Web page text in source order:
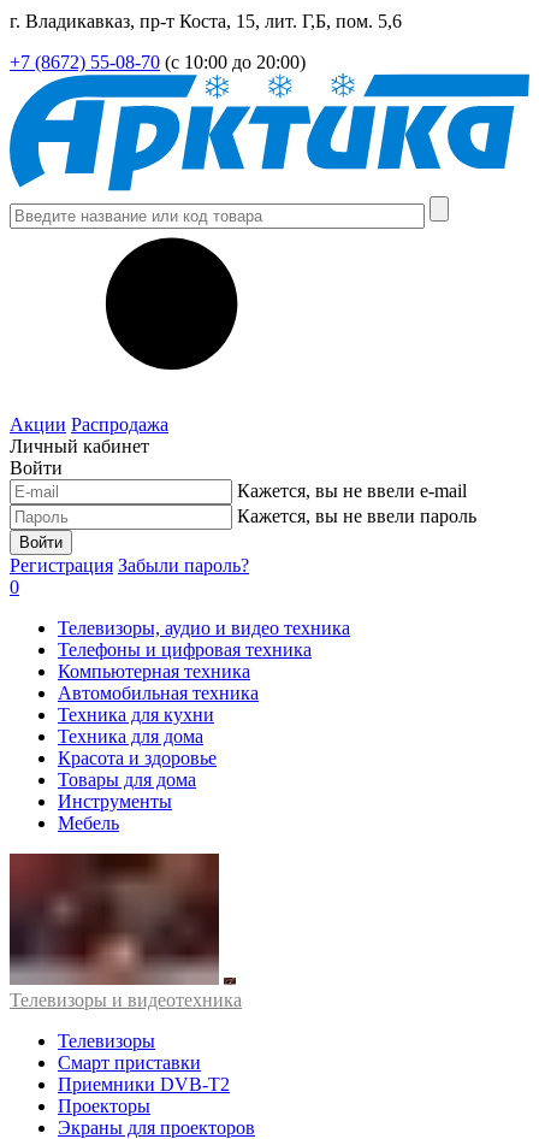
г. Владикавказ, пр-т Коста, 15, лит. Г,Б, пом. 5,6
+7 (8672) 55-08-70 (с 10:00 до 20:00)
Акции Распродажа
Личный кабинет
Войти
Кажется, вы не ввели e-mail
Кажется, вы не ввели пароль
Войти
Регистрация Забыли пароль?
0
Телевизоры, аудио и видео техника
Телефоны и цифровая техника
Компьютерная техника
Автомобильная техника
Техника для кухни
Техника для дома
Красота и здоровье
Товары для дома
Инструменты
Мебель
Телевизоры и видеотехника
Телевизоры
Смарт приставки
Приемники DVB-T2
Проекторы
Экраны для проекторов